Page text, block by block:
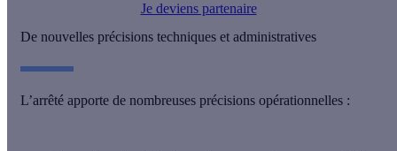
Je deviens partenaire
De nouvelles précisions techniques et administratives
L’arrêté apporte de nombreuses précisions opérationnelles :